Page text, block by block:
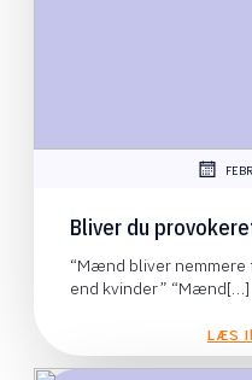
Bliver du
“Mænd bliver
end kvinder” “Mænd[…]
LÆS